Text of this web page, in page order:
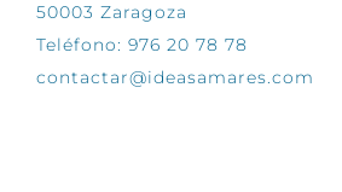
50003 Zaragoza
Teléfono: 976 20 78 78
contactar@ideasamares.com